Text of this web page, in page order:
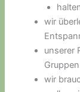
wir
unserer
wir